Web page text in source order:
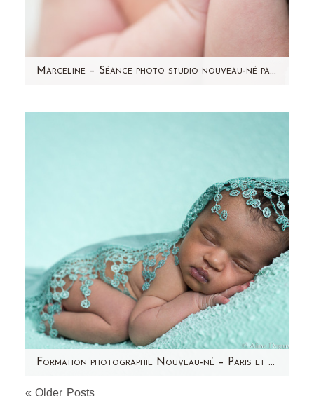
Marceline – Séance photo studio nouveau-né par Aline Deguy Photographe bébé Paris et Hauts de Seine (92)
Formation photographie Nouveau-né – Paris et région Parisienne – Aline Deguy – Avril 2015
« Older Posts